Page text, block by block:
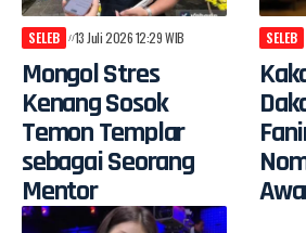
SELEB 13 Juli 2026 12:29 WIB
Mongol Stres
Kenang Sosok
Temon Templar
sebagai Seorang
Mentor
SELEB